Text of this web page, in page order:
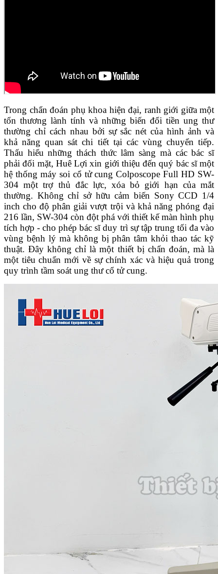
Trong chẩn đoán phụ khoa hiện đại, ranh giới giữa một
tổn thương lành tính và những biến đổi tiền ung thư
thường chỉ cách nhau bởi sự sắc nét của hình ảnh và
khả năng quan sát chi tiết tại các vùng chuyển tiếp.
Thấu hiểu những thách thức lâm sàng mà các bác sĩ
phải đối mặt, Huê Lợi xin giới thiệu đến quý bác sĩ một
hệ thống máy soi cổ tử cung Colposcope Full HD SW-
304 một trợ thủ đắc lực, xóa bỏ giới hạn của mắt
thường. Không chỉ sở hữu cảm biến Sony CCD 1/4
inch cho độ phân giải vượt trội và khả năng phóng đại
216 lần, SW-304 còn đột phá với thiết kế màn hình phụ
tích hợp - cho phép bác sĩ duy trì sự tập trung tối đa vào
vùng bệnh lý mà không bị phân tâm khỏi thao tác kỹ
thuật. Đây không chỉ là một thiết bị chẩn đoán, mà là
một tiêu chuẩn mới về sự chính xác và hiệu quả trong
quy trình tầm soát ung thư cổ tử cung.